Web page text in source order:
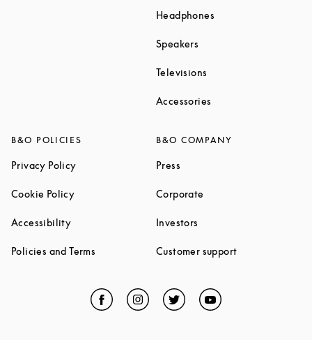
Headphones
Speakers
Televisions
Accessories
B&O POLICIES
Privacy PolicyLink Opens in New Tab
Cookie PolicyLink Opens in New Tab
AccessibilityLink Opens in New Tab
Policies and Terms Link Opens in New Tab
B&O COMPANY
Press
Corporate
Investors
Customer supportLink Opens in
Facebook
Link Opens in New Tab
Instagram
Link Opens in New Tab
TwitterLink Opens in New Tab
YouTubeLink Opens in